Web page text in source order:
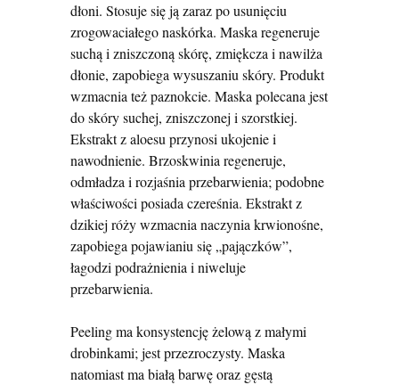
dłoni. Stosuje się ją zaraz po usunięciu
zrogowaciałego naskórka. Maska regeneruje
suchą i zniszczoną skórę, zmiękcza i nawilża
dłonie, zapobiega wysuszaniu skóry. Produkt
wzmacnia też paznokcie. Maska polecana jest
do skóry suchej, zniszczonej i szorstkiej.
Ekstrakt z aloesu przynosi ukojenie i
nawodnienie. Brzoskwinia regeneruje,
odmładza i rozjaśnia przebarwienia; podobne
właściwości posiada czereśnia. Ekstrakt z
dzikiej róży wzmacnia naczynia krwionośne,
zapobiega pojawianiu się „pajączków”,
łagodzi podrażnienia i niweluje
przebarwienia.
Peeling ma konsystencję żelową z małymi
drobinkami; jest przezroczysty. Maska
natomiast ma białą barwę oraz gęstą